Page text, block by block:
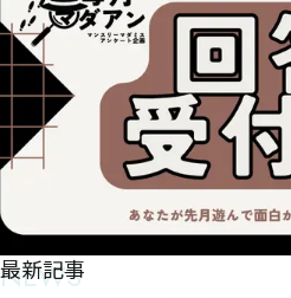
NEWS
最新記事